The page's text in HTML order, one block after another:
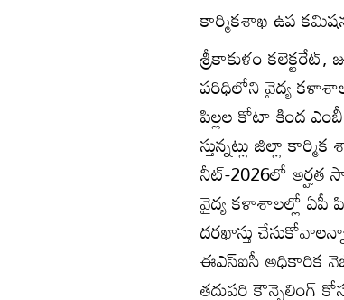
కార్మికశాఖ ఉప
శ్రీకాకుళం
పరిధిలోని వైద్య
పిల్లల కోటా కింద
స్తున్నట్లు జిల్లా
నీట్‌-2026లో అర్హత
వైద్య కళాశాలల్లో ఏపీ
దరఖాస్తు
ఈఎస్‌ఐసీ అధికారిక
తదుపరి కౌన్సెలింగ్‌